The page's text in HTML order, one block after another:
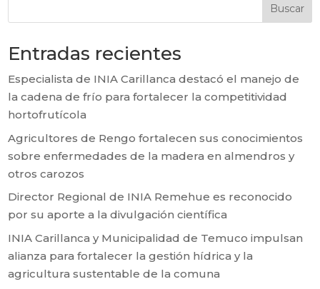
Buscar
Entradas recientes
Especialista de INIA Carillanca destacó el manejo de
la cadena de frío para fortalecer la competitividad
hortofrutícola
Agricultores de Rengo fortalecen sus conocimientos
sobre enfermedades de la madera en almendros y
otros carozos
Director Regional de INIA Remehue es reconocido
por su aporte a la divulgación científica
INIA Carillanca y Municipalidad de Temuco impulsan
alianza para fortalecer la gestión hídrica y la
agricultura sustentable de la comuna